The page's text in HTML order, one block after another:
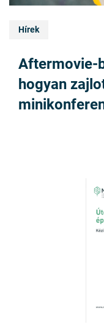
Hírek
Aftermovie-
hogyan